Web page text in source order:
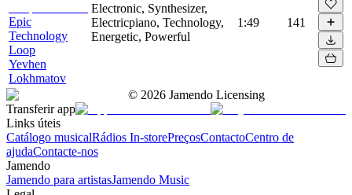
Epic
Technology
Loop
Yevhen
Lokhmatov
Electronic, Synthesizer,
Electricpiano, Technology,
Energetic, Powerful
1:49 141
© 2026 Jamendo Licensing
Transferir app
Links úteis
Catálogo musicalRádios In-storePreçosContactoCentro de
ajudaContacte-nos
Jamendo
Jamendo para artistasJamendo Music